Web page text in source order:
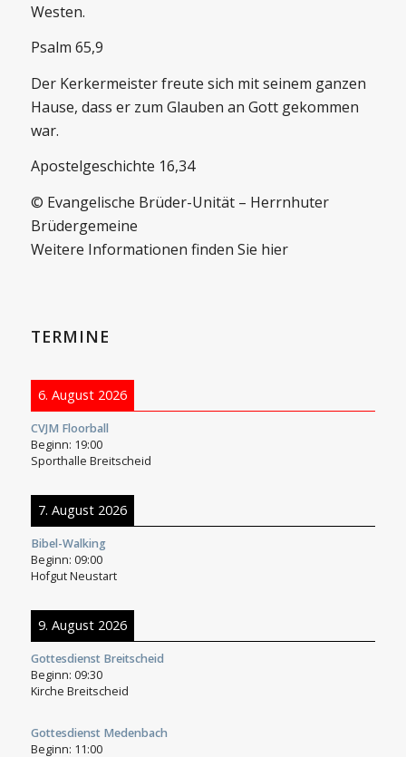
Westen.
Psalm 65,9
Der Kerkermeister freute sich mit seinem ganzen
Hause, dass er zum Glauben an Gott gekommen
war.
Apostelgeschichte 16,34
© Evangelische Brüder-Unität – Herrnhuter
Brüdergemeine
Weitere Informationen finden Sie hier
TERMINE
6. August 2026
CVJM Floorball
Beginn: 19:00
Sporthalle Breitscheid
7. August 2026
Bibel-Walking
Beginn: 09:00
Hofgut Neustart
9. August 2026
Gottesdienst Breitscheid
Beginn: 09:30
Kirche Breitscheid
Gottesdienst Medenbach
Beginn: 11:00